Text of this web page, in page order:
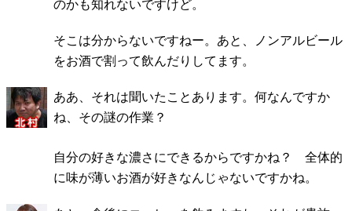
のかも知れないですけど。
そこは分からないですねー。あと、ノンアルビール
をお酒で割って飲んだりしてます。
ああ、それは聞いたことあります。何なんですか
ね、その謎の作業？
自分の好きな濃さにできるからですかね？ 全体的
に味が薄いお酒が好きなんじゃないですかね。